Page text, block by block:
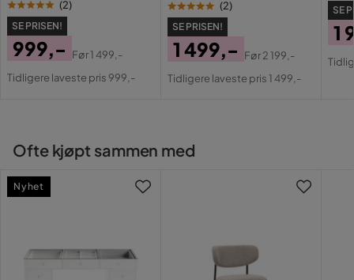
(2)
SE PRISEN!
Pris
999,-
Original
Før1 499,-
Tidligere laveste pris 999,-
(2)
SE PRISEN!
Pris
1 499,-
Original
Før2 199,-
Tidligere laveste pris 1 499,-
SE
1
Ofte kjøpt sammen med
Nyhet